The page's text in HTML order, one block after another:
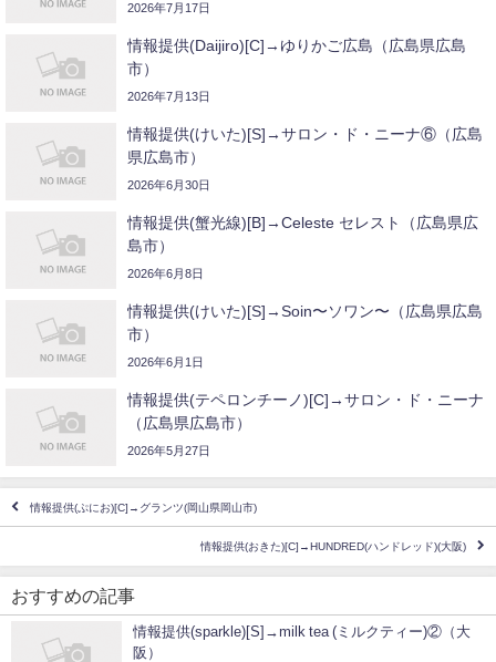
2026年7月17日
情報提供(Daijiro)[C]→ゆりかご広島（広島県広島
市）
2026年7月13日
情報提供(けいた)[S]→サロン・ド・ニーナ⑥（広島
県広島市）
2026年6月30日
情報提供(蟹光線)[B]→Celeste セレスト（広島県広
島市）
2026年6月8日
情報提供(けいた)[S]→Soin〜ソワン〜（広島県広島
市）
2026年6月1日
情報提供(テペロンチーノ)[C]→サロン・ド・ニーナ
（広島県広島市）
2026年5月27日
情報提供(ぷにお)[C]→グランツ(岡山県岡山市)
情報提供(おきた)[C]→HUNDRED(ハンドレッド)(大阪)
おすすめの記事
情報提供(sparkle)[S]→milk tea (ミルクティー)②（大
阪）